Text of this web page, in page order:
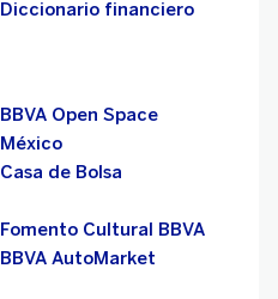
Diccionario financiero
BBVA Open Space
México
Casa de Bolsa
Fomento Cultural BBVA
BBVA AutoMarket